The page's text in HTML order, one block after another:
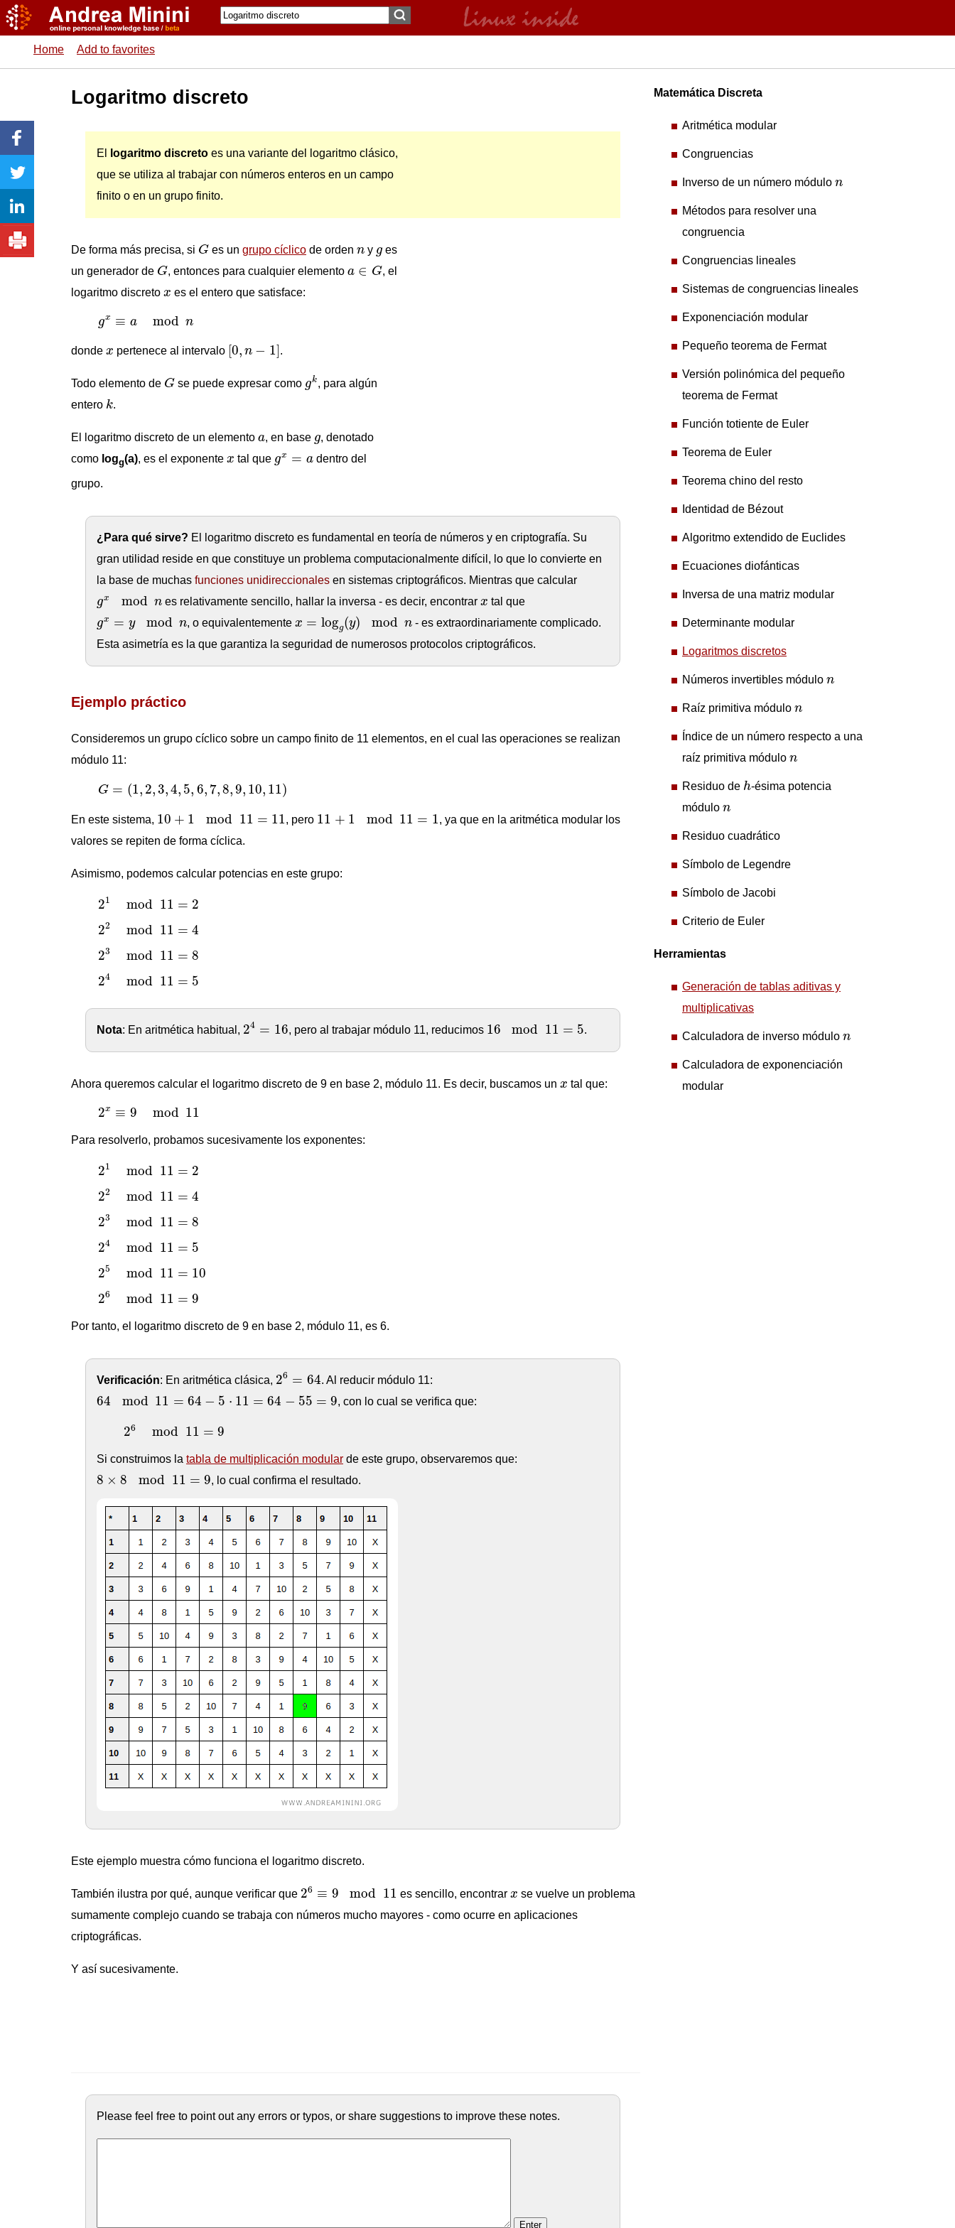
Home Add to favorites
Logaritmo discreto
El logaritmo discreto es una variante del logaritmo clásico,
que se utiliza al trabajar con números enteros en un campo
finito o en un grupo finito.
De forma más precisa, si G
G es un grupo cíclico de orden n
n y g
g es
un generador de G
G, entonces para cualquier elemento a ∈ G
∈ G , el
logaritmo discreto x
x es el entero que satisface:
gx ≡ a mod n
n
donde x
x pertenece al intervalo [0, n − 1]
[0 .
Todo elemento de G
G se puede expresar como gk
k
, para algún
entero k
k .
El logaritmo discreto de un elemento a
a, en base g
g, denotado
como logg(a), es el exponente x
x tal que gx = a
gx dentro del
grupo.
¿Para qué sirve? El logaritmo discreto es fundamental en teoría de números y en criptografía. Su
gran utilidad reside en que constituye un problema computacionalmente difícil, lo que lo convierte en
la base de muchas funciones unidireccionales en sistemas criptográficos. Mientras que calcular
gx mod n
gx mod n es relativamente sencillo, hallar la inversa - es decir, encontrarx
x tal que
gx = y mod n
gx modn , o equivalentementex = logg(y) mod n
log y) mod
- es extraordinariamente complicado.
Esta asimetría es la que garantiza la seguridad de numerosos protocolos criptográficos.
Ejemplo práctico
Consideremos un grupo cíclico sobre un campo finito de 11 elementos, en el cual las operaciones se realizan
módulo 11:
G = (1, 2,3,4, 5, 6, 7,8,9, 10, 11)
=(1 2 3 4, 5, 6,7 ,8 ,9 ,10, 11)
En este sistema, 10 + 1 mod 11 = 11
10 + mod 11= 11 , pero 11 + 1 mod 11 = 1
11 +1 mod 11= 1
, ya que en la aritmética modular los
valores se repiten de forma cíclica.
Asimismo, podemos calcular potencias en este grupo:
21 mod 11 = 2
mod 11=
22 mod 11 = 4
mod 11=
23 mod 11 = 8
mod 11=
24 mod 11 = 5
mod 11=
Nota: En aritmética habitual, 24 = 16
24 16
, pero al trabajar módulo 11, reducimos 16 mod 11 = 5
16 11 = 5 .
Ahora queremos calcular el logaritmo discreto de 9 en base 2, módulo 11. Es decir, buscamos un x
x tal que:
2x ≡ 9 mod 11
≡9 11
Para resolverlo, probamos sucesivamente los exponentes:
21 mod 11 = 2
mod 11=
22 mod 11 = 4
mod 11=
23 mod 11 = 8
mod 11=
24 mod 11 = 5
mod 11=
25 mod 11 = 10
mod 11=
26 mod 11 = 9
mod 11=
Por tanto, el logaritmo discreto de 9 en base 2, módulo 11, es 6.
Verificación: En aritmética clásica, 26 = 64
26 64
. Al reducir módulo 11:
64 mod 11 = 64 − 5 ⋅ 11 = 64 − 55 = 9
64 11 = 64 5 11 =64 −55 9 , con lo cual se verifica que:
26 mod 11 = 9
mod 11=
Si construimos la tabla de multiplicación modular de este grupo, observaremos que:
8 × 8 mod 11 = 9
8 × 8 mod11= 9 , lo cual confirma el resultado.
Este ejemplo muestra cómo funciona el logaritmo discreto.
También ilustra por qué, aunque verificar que 26 ≡ 9 mod 11
26 mod 11
es sencillo, encontrar x
x se vuelve un problema
sumamente complejo cuando se trabaja con números mucho mayores - como ocurre en aplicaciones
criptográficas.
Y así sucesivamente.
Please feel free to point out any errors or typos, or share suggestions to improve these notes.
Matemática Discreta
Aritmética modular
Congruencias
Inverso de un número módulo n
n
Métodos para resolver una
congruencia
Congruencias lineales
Sistemas de congruencias lineales
Exponenciación modular
Pequeño teorema de Fermat
Versión polinómica del pequeño
teorema de Fermat
Función totiente de Euler
Teorema de Euler
Teorema chino del resto
Identidad de Bézout
Algoritmo extendido de Euclides
Ecuaciones diofánticas
Inversa de una matriz modular
Determinante modular
Logaritmos discretos
Números invertibles módulo n
n
Raíz primitiva módulo n
n
Índice de un número respecto a una
raíz primitiva módulo n
n
Residuo de h
h -ésima potencia
módulo n
n
Residuo cuadrático
Símbolo de Legendre
Símbolo de Jacobi
Criterio de Euler
Herramientas
Generación de tablas aditivas y
multiplicativas
Calculadora de inverso módulo n
n
Calculadora de exponenciación
modular